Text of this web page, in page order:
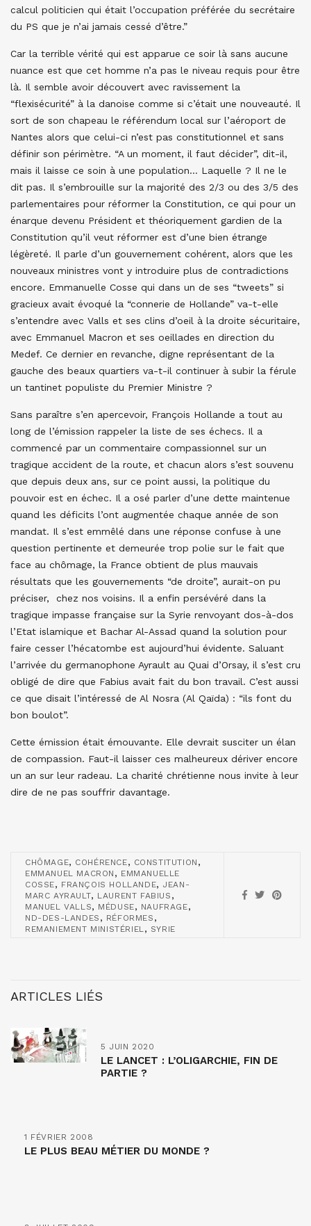
calcul politicien qui était l’occupation préférée du secrétaire
du PS que je n’ai jamais cessé d’être.”
Car la terrible vérité qui est apparue ce soir là sans aucune
nuance est que cet homme n’a pas le niveau requis pour être
là. Il semble avoir découvert avec ravissement la
“flexisécurité” à la danoise comme si c’était une nouveauté. Il
sort de son chapeau le référendum local sur l’aéroport de
Nantes alors que celui-ci n’est pas constitutionnel et sans
définir son périmètre. “A un moment, il faut décider”, dit-il,
mais il laisse ce soin à une population… Laquelle ? Il ne le
dit pas. Il s’embrouille sur la majorité des 2/3 ou des 3/5 des
parlementaires pour réformer la Constitution, ce qui pour un
énarque devenu Président et théoriquement gardien de la
Constitution qu’il veut réformer est d’une bien étrange
légèreté. Il parle d’un gouvernement cohérent, alors que les
nouveaux ministres vont y introduire plus de contradictions
encore. Emmanuelle Cosse qui dans un de ses “tweets” si
gracieux avait évoqué la “connerie de Hollande” va-t-elle
s’entendre avec Valls et ses clins d’oeil à la droite sécuritaire,
avec Emmanuel Macron et ses oeillades en direction du
Medef. Ce dernier en revanche, digne représentant de la
gauche des beaux quartiers va-t-il continuer à subir la férule
un tantinet populiste du Premier Ministre ?
Sans paraître s’en apercevoir, François Hollande a tout au
long de l’émission rappeler la liste de ses échecs. Il a
commencé par un commentaire compassionnel sur un
tragique accident de la route, et chacun alors s’est souvenu
que depuis deux ans, sur ce point aussi, la politique du
pouvoir est en échec. Il a osé parler d’une dette maintenue
quand les déficits l’ont augmentée chaque année de son
mandat. Il s’est emmêlé dans une réponse confuse à une
question pertinente et demeurée trop polie sur le fait que
face au chômage, la France obtient de plus mauvais
résultats que les gouvernements “de droite”, aurait-on pu
préciser, chez nos voisins. Il a enfin persévéré dans la
tragique impasse française sur la Syrie renvoyant dos-à-dos
l’Etat islamique et Bachar Al-Assad quand la solution pour
faire cesser l’hécatombe est aujourd’hui évidente. Saluant
l’arrivée du germanophone Ayrault au Quai d’Orsay, il s’est cru
obligé de dire que Fabius avait fait du bon travail. C’est aussi
ce que disait l’intéressé de Al Nosra (Al Qaïda) : “ils font du
bon boulot”.
Cette émission était émouvante. Elle devrait susciter un élan
de compassion. Faut-il laisser ces malheureux dériver encore
un an sur leur radeau. La charité chrétienne nous invite à leur
dire de ne pas souffrir davantage.
CHÔMAGE, COHÉRENCE, CONSTITUTION ,
EMMANUEL MACRON , EMMANUELLE
COSSE, FRANÇOIS HOLLANDE, JEAN-
MARC AYRAULT, LAURENT FABIUS ,
MANUEL VALLS, MÉDUSE, NAUFRAGE,
ND-DES-LANDES , RÉFORMES ,
REMANIEMENT MINISTÉRIEL, SYRIE
ARTICLES LIÉS
5 JUIN 2020
LE LANCET : L’OLIGARCHIE, FIN DE
PARTIE ?
1 FÉVRIER 2008
LE PLUS BEAU MÉTIER DU MONDE ?